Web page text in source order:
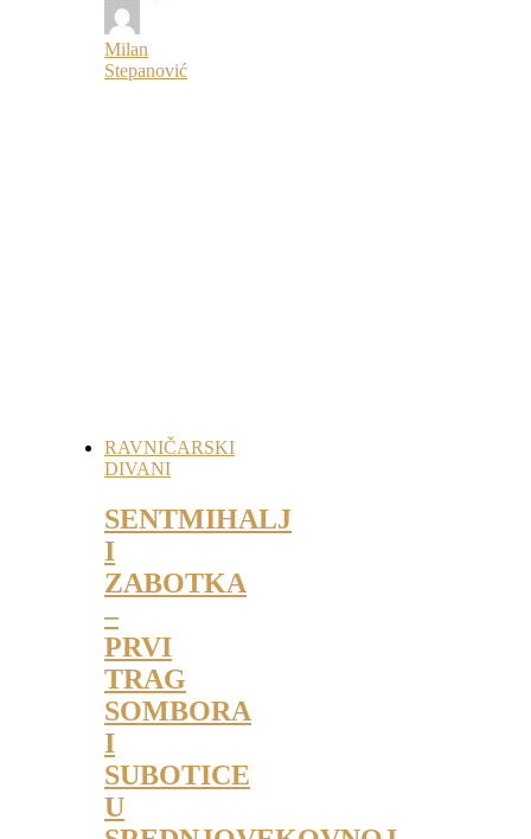
Milan
Stepanović
RAVNIČARSKI
DIVANI
SENTMIHALJ
I
ZABOTKA
–
PRVI
TRAG
SOMBORA
I
SUBOTICE
U